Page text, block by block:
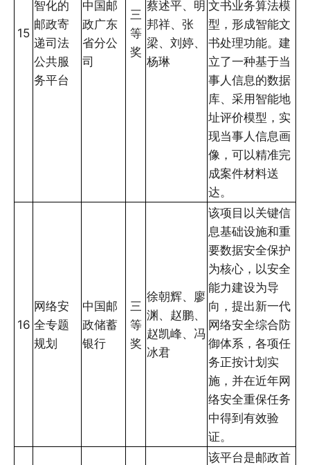
15
智化的
邮政寄
递司法
公共服
务平台
中国邮
政广东
省分公
司
三
等
奖
蔡述平、明
邦祥、张
梁、刘婷、
杨琳
文书业务算法模
型，形成智能文
书处理功能。建
立了一种基于当
事人信息的数据
库、采用智能地
址评价模型，实
现当事人信息画
像，可以精准完
成案件材料送
达。
16
网络安
全专题
规划
中国邮
政储蓄
银行
三
等
奖
徐朝辉、廖
渊、赵鹏、
赵凯峰、冯
冰君
该项目以关键信
息基础设施和重
要数据安全保护
为核心，以安全
能力建设为导
向，提出新一代
网络安全综合防
御体系，各项任
务正按计划实
施，并在近年网
络安全重保任务
中得到有效验
证。
该平台是邮政首